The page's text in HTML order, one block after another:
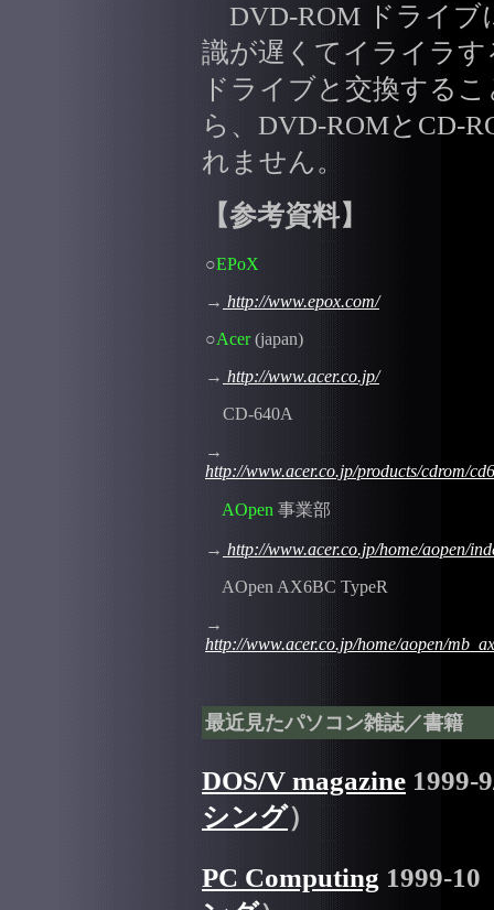
DVD-ROM ドライブ
識が遅くてイライラ
ドライブと交換する
ら、DVD-ROMとCD-
れません。
【参考資料】
○EPoX
→ http://www.epox.com/
○Acer(japan)
→ http://www.acer.co.jp/
CD-640A
→
http://www.acer.co.jp/products/cdrom/
AOpen 事業部
→ http://www.acer.co.jp/home/aopen/
AOpen AX6BC TypeR
→
http://www.acer.co.jp/home/aopen/
最近見たパソコン雑誌／書籍
DOS/V magazine 1999-
シング）
PC Computing 1999-10